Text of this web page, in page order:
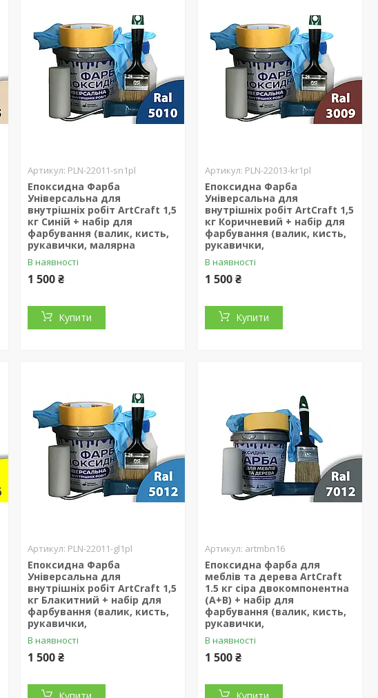
PLN-22011-sn1pl
Епоксидна Фарба
Універсальна для
внутрішніх робіт ArtCraft 1,5
кг Синій + набір для
фарбування (валик, кисть,
рукавички, малярна
В наявності
1 500 ₴
Купити
PLN-22013-kr1pl
Епоксидна Фарба
Універсальна для
внутрішніх робіт ArtCraft 1,5
кг Коричневий + набір для
фарбування (валик, кисть,
рукавички,
В наявності
1 500 ₴
Купити
PLN-22011-gl1pl
Епоксидна Фарба
Універсальна для
внутрішніх робіт ArtCraft 1,5
кг Блакитний + набір для
фарбування (валик, кисть,
рукавички,
В наявності
1 500 ₴
artmbn16
Епоксидна фарба для
меблів та дерева ArtCraft
1.5 кг сіра двокомпонентна
(А+В) + набір для
фарбування (валик, кисть,
рукавички,
В наявності
1 500 ₴